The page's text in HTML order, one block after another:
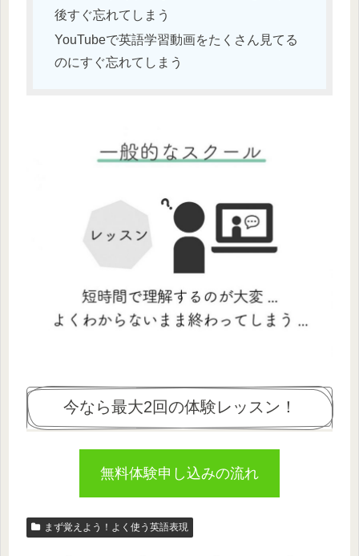
後すぐ忘れてしまう
YouTubeで英語学習動画をたくさん見てる
のにすぐ忘れてしまう
今なら最大2回の体験レッスン！
無料体験申し込みの流れ
まず覚えよう！よく使う英語表現